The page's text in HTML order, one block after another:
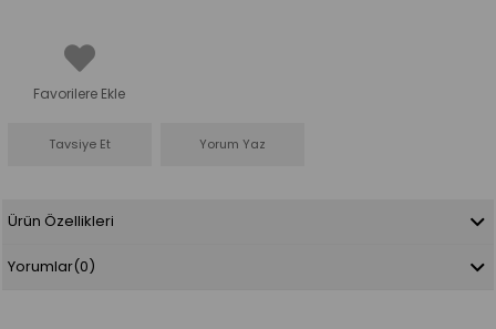
Favorilere Ekle
Tavsiye Et Yorum Yaz
Ürün Özellikleri
Yorumlar(0)